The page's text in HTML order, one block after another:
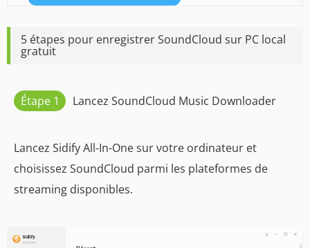
5 étapes pour enregistrer SoundCloud sur PC local
gratuit
Étape 1 Lancez SoundCloud Music Downloader
Lancez Sidify All-In-One sur votre ordinateur et
choisissez SoundCloud parmi les plateformes de
streaming disponibles.